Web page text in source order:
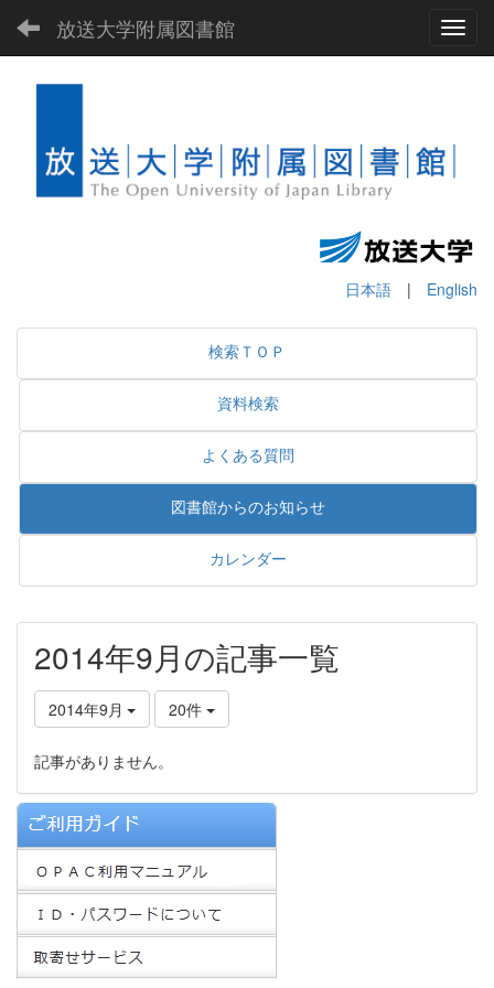
放送大学附属図書館
日本語 | English
検索ＴＯＰ
資料検索
よくある質問
図書館からのお知らせ
カレンダー
2014年9月の記事一覧
2014年9月 20件
記事がありません。